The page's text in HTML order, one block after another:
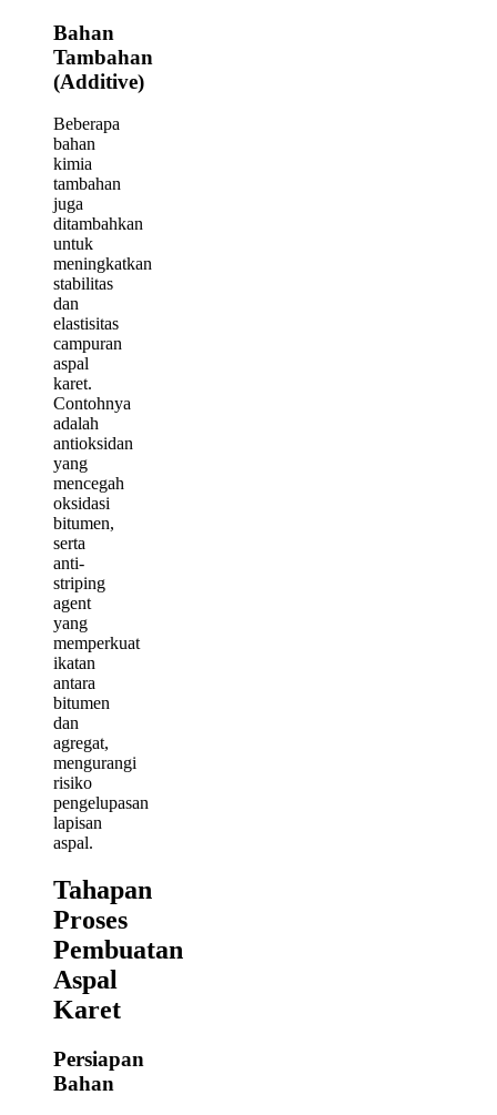
Bahan
Tambahan
(Additive)
Beberapa
bahan
kimia
tambahan
juga
ditambahkan
untuk
meningkatkan
stabilitas
dan
elastisitas
campuran
aspal
karet.
Contohnya
adalah
antioksidan
yang
mencegah
oksidasi
bitumen,
serta
anti-
striping
agent
yang
memperkuat
ikatan
antara
bitumen
dan
agregat,
mengurangi
risiko
pengelupasan
lapisan
aspal.
Tahapan
Proses
Pembuatan
Aspal
Karet
Persiapan
Bahan